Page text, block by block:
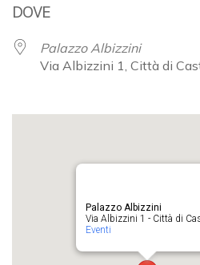
DOVE
Palazzo Albizzini
Via Albizzini 1, Città di
Palazzo Albizzini
Via Albizzini 1 - Città di
Eventi